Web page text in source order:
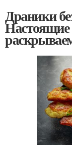
Драники
Настоящие